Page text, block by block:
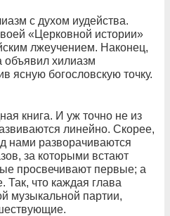
с духом иудейства.
«Церковной истории»
лжеучением. Наконец,
объявил хилиазм
ясную богословскую точку.
книга. И уж точно не из
линейно. Скорее,
нами разворачиваются
за которыми встают
просвечивают первые; а
Так, что каждая глава
музыкальной партии,